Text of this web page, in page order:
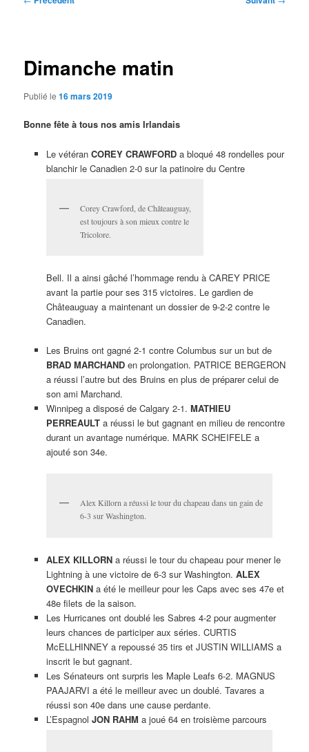
Dimanche matin
Publié le16 mars 2019
Bonne fête à tous nos amis Irlandais
Le vétéran COREY CRAWFORDa bloqué 48 rondelles pour
blanchir le Canadien 2-0 sur la patinoire du Centre
Corey Crawford, de Châteauguay,
est toujours à son mieux contre le
Tricolore.
Bell. Il a ainsi gâché l’hommage rendu à CAREY PRICE
avant la partie pour ses 315 victoires. Le gardien de
Châteauguay a maintenant un dossier de 9-2-2 contre le
Canadien.
Les Bruins ont gagné 2-1 contre Columbus sur un but de
BRAD MARCHANDen prolongation. PATRICE BERGERON
a réussi l’autre but des Bruins en plus de préparer celui de
son ami Marchand.
Winnipeg a disposé de Calgary 2-1. MATHIEU
PERREAULTa réussi le but gagnant en milieu de rencontre
durant un avantage numérique. MARK SCHEIFELE a
ajouté son 34e.
Alex Killorn a réussi le tour du chapeau dans un gain de
6-3 sur Washington.
ALEX KILLORNa réussi le tour du chapeau pour mener le
Lightning à une victoire de 6-3 sur Washington. ALEX
OVECHKINa été le meilleur pour les Caps avec ses 47e et
48e filets de la saison.
Les Hurricanes ont doublé les Sabres 4-2 pour augmenter
leurs chances de participer aux séries. CURTIS
McELLHINNEY a repoussé 35 tirs et JUSTIN WILLIAMS a
inscrit le but gagnant.
Les Sénateurs ont surpris les Maple Leafs 6-2. MAGNUS
PAAJARVI a été le meilleur avec un doublé. Tavares a
réussi son 40e dans une cause perdante.
L’Espagnol JON RAHM a joué 64 en troisième parcours